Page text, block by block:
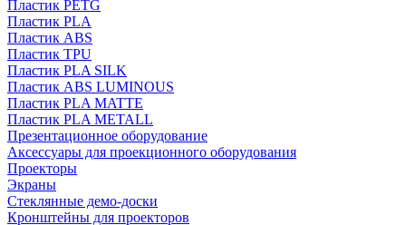
Пластик PETG
Пластик PLA
Пластик ABS
Пластик TPU
Пластик PLA SILK
Пластик ABS LUMINOUS
Пластик PLA MATTE
Пластик PLA METALL
Презентационное оборудование
Аксессуары для проекционного оборудования
Проекторы
Экраны
Стеклянные демо-доски
Кронштейны для проекторов